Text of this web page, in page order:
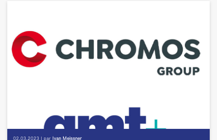
02.03.2023 | par Ivan Meissner